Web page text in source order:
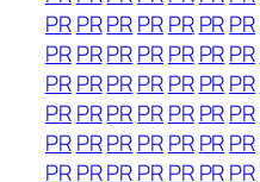
PRPRPRPRPR PRPR
PRPRPRPRPR PRPR
PRPRPRPRPR PRPR
PRPRPRPRPR PRPR
PRPRPRPRPR PRPR
PRPRPRPRPR PRPR